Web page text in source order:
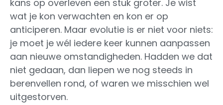
kans op overleven een stuk groter. Je wist
wat je kon verwachten en kon er op
anticiperen. Maar evolutie is er niet voor niets:
je moet je wél iedere keer kunnen aanpassen
aan nieuwe omstandigheden. Hadden we dat
niet gedaan, dan liepen we nog steeds in
berenvellen rond, of waren we misschien wel
uitgestorven.